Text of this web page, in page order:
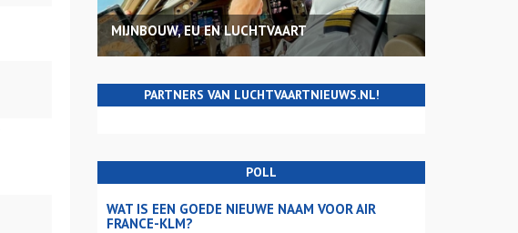
MIJNBOUW, EU EN LUCHTVAART
PARTNERS VAN LUCHTVAARTNIEUWS.NL!
POLL
WAT IS EEN GOEDE NIEUWE NAAM VOOR AIR
FRANCE-KLM?